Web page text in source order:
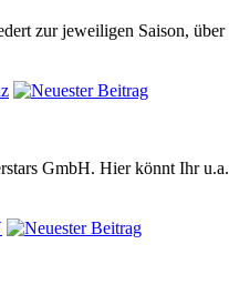
zur jeweiligen Saison,
GmbH. Hier könnt Ihr